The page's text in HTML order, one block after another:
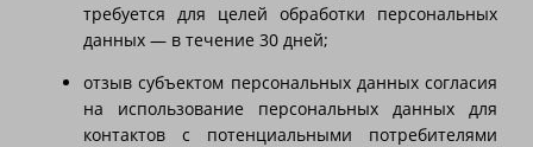
требуется для целей обработки персональных
данных — в течение 30 дней;
отзыв субъектом персональных данных согласия
на использование персональных данных для
контактов с потенциальными потребителями